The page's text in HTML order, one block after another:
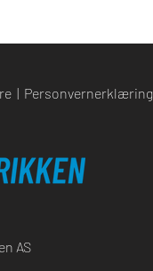
AS
| Personvernerklæring